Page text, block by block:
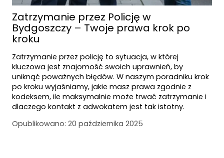
Zatrzymanie przez Policję w
Bydgoszczy – Twoje prawa krok po
kroku
Zatrzymanie przez policję to sytuacja, w której
kluczowa jest znajomość swoich uprawnień, by
uniknąć poważnych błędów. W naszym poradniku krok
po kroku wyjaśniamy, jakie masz prawa zgodnie z
kodeksem, ile maksymalnie może trwać zatrzymanie i
dlaczego kontakt z adwokatem jest tak istotny.
Opublikowano: 20 października 2025